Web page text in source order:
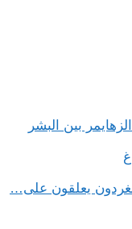
بين البشر
يعلقون على…